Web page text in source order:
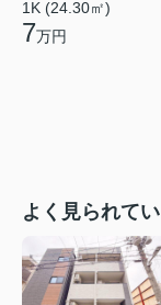
1K (24.30㎡)
7万円
よく見られて